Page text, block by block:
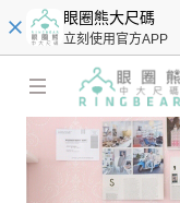
眼圈熊大尺碼
立刻使用官方APP